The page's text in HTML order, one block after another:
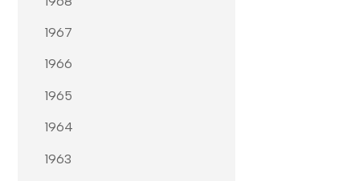
1967
1966
1965
1964
1963